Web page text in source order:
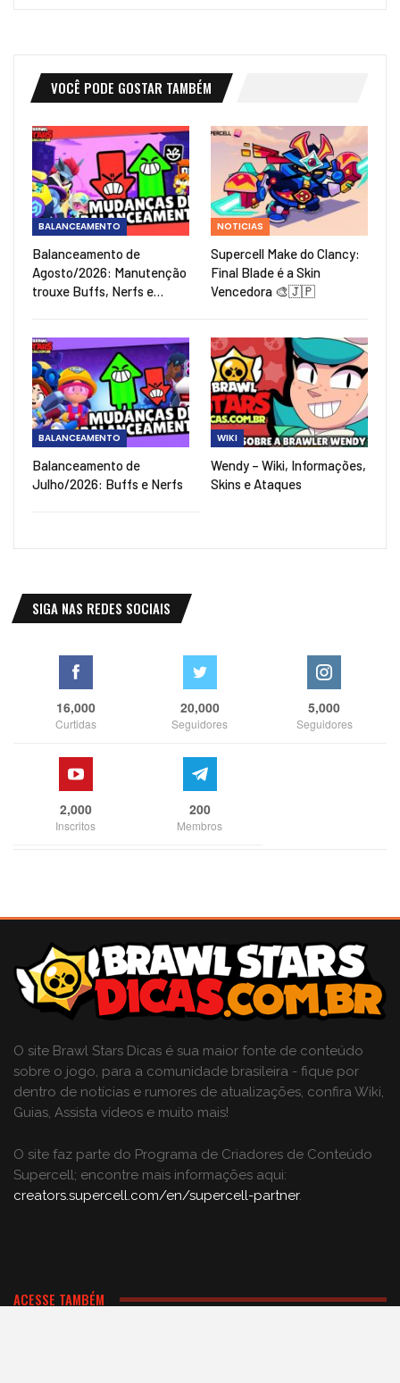
VOCÊ PODE GOSTAR TAMBÉM
BALANCEAMENTO
Balanceamento de
Agosto/2026: Manutenção
trouxe Buffs, Nerfs e…
NOTICIAS
Supercell Make do Clancy:
Final Blade é a Skin
Vencedora 🎨🇯🇵
BALANCEAMENTO
Balanceamento de
Julho/2026: Buffs e Nerfs
WIKI
Wendy – Wiki, Informações,
Skins e Ataques
SIGA NAS REDES SOCIAIS
16,000
Curtidas
20,000
Seguidores
5,000
Seguidores
2,000
Inscritos
200
Membros
O site Brawl Stars Dicas é sua maior fonte de conteúdo
sobre o jogo, para a comunidade brasileira - fique por
dentro de notícias e rumores de atualizações, confira Wiki,
Guias, Assista vídeos e muito mais!
O site faz parte do Programa de Criadores de Conteúdo
Supercell; encontre mais informações aqui:
creators.supercell.com/en/supercell-partner.
ACESSE TAMBÉM